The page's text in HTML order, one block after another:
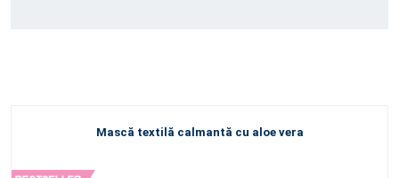
Mască textilă calmantă cu aloe vera